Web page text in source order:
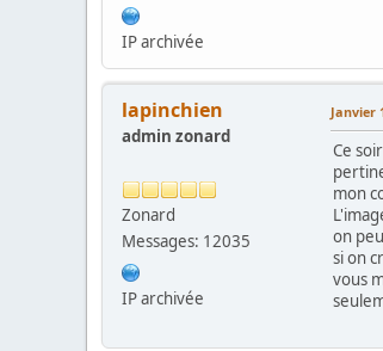
IP archivée
lapinchien
admin zonard
Zonard
Messages: 12035
IP archivée
Janvier
Ce
mon
on
si on
vous